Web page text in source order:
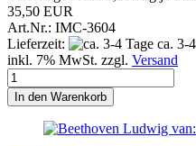
35,50 EUR
Art.Nr.: IMC-3604
Lieferzeit:
ca. 3-
inkl. 7% MwSt. zzgl. Versand
In den Warenkorb